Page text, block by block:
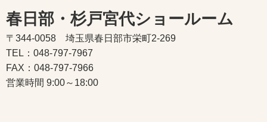
春日部・杉戸宮代ショールーム
〒344-0058 埼玉県春日部市栄町2-269
TEL：048-797-7967
FAX：048-797-7966
営業時間 9:00～18:00